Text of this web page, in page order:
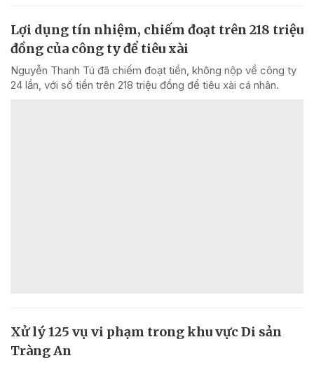
Lợi dụng tín nhiệm, chiếm đoạt trên 218 triệu
đồng của công ty để tiêu xài
Nguyễn Thanh Tú đã chiếm đoạt tiền, không nộp về công ty
24 lần, với số tiền trên 218 triệu đồng để tiêu xài cá nhân.
Xử lý 125 vụ vi phạm trong khu vực Di sản
Tràng An